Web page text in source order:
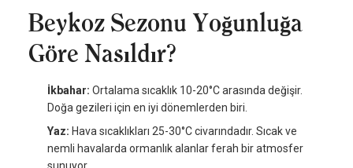
Beykoz Sezonu Yoğunluğa
Göre Nasıldır?
İkbahar: Ortalama sıcaklık 10-20°C arasında değişir.
Doğa gezileri için en iyi dönemlerden biri.
Yaz: Hava sıcaklıkları 25-30°C civarındadır. Sıcak ve
nemli havalarda ormanlık alanlar ferah bir atmosfer